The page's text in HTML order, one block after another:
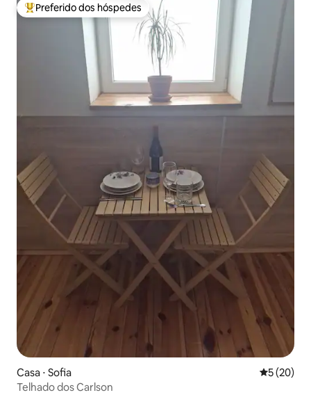
Entre os melhores preferidos dos hóspedes
Preferido dos hóspedes
Casa ⋅ Sofia 5 de uma
5 (20)
Telhado dos Carlson